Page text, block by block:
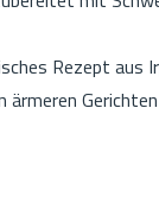
Rezept aus
ärmeren